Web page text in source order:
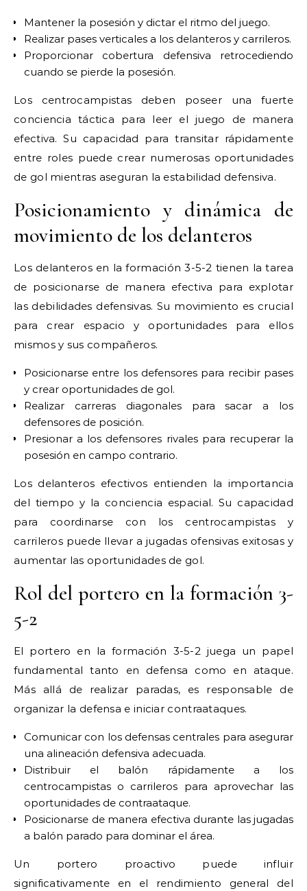
Mantener la posesión y dictar el ritmo del juego.
Realizar pases verticales a los delanteros y carrileros.
Proporcionar cobertura defensiva retrocediendo
cuando se pierde la posesión.
Los centrocampistas deben poseer una fuerte
conciencia táctica para leer el juego de manera
efectiva. Su capacidad para transitar rápidamente
entre roles puede crear numerosas oportunidades
de gol mientras aseguran la estabilidad defensiva.
Posicionamiento y dinámica de
movimiento de los delanteros
Los delanteros en la formación 3-5-2 tienen la tarea
de posicionarse de manera efectiva para explotar
las debilidades defensivas. Su movimiento es crucial
para crear espacio y oportunidades para ellos
mismos y sus compañeros.
Posicionarse entre los defensores para recibir pases
y crear oportunidades de gol.
Realizar carreras diagonales para sacar a los
defensores de posición.
Presionar a los defensores rivales para recuperar la
posesión en campo contrario.
Los delanteros efectivos entienden la importancia
del tiempo y la conciencia espacial. Su capacidad
para coordinarse con los centrocampistas y
carrileros puede llevar a jugadas ofensivas exitosas y
aumentar las oportunidades de gol.
Rol del portero en la formación 3-
5-2
El portero en la formación 3-5-2 juega un papel
fundamental tanto en defensa como en ataque.
Más allá de realizar paradas, es responsable de
organizar la defensa e iniciar contraataques.
Comunicar con los defensas centrales para asegurar
una alineación defensiva adecuada.
Distribuir el balón rápidamente a los
centrocampistas o carrileros para aprovechar las
oportunidades de contraataque.
Posicionarse de manera efectiva durante las jugadas
a balón parado para dominar el área.
Un portero proactivo puede influir
significativamente en el rendimiento general del